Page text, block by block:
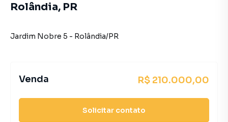
Rolândia, PR
Jardim Nobre 5 - Rolândia/PR
Venda R$ 210.000,00
Solicitar contato